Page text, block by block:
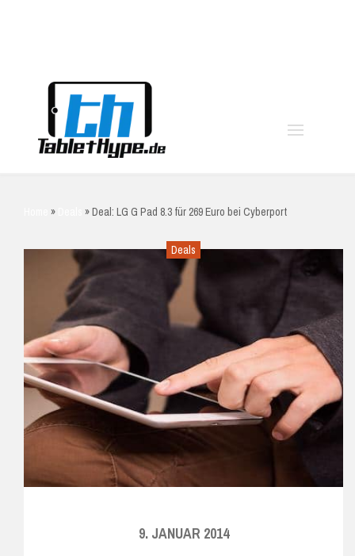
» »Deal: LG G Pad 8.3 für 269 Euro bei Cyberport
Deals
9. JANUAR 2014